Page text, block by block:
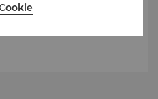
Sunset Social Club」联名限定菜